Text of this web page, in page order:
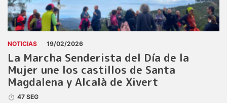
NOTICIAS 19/02/2026
La Marcha Senderista del Día de la
Mujer une los castillos de Santa
Magdalena y Alcalà de Xivert
47 SEG